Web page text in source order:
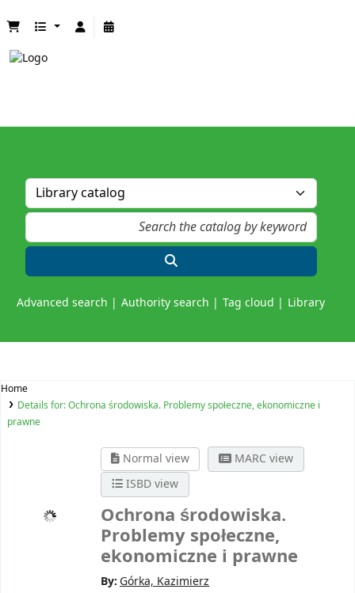
Advanced search Authority search Tag cloud Library
Home
Details for:Ochrona środowiska. Problemy społeczne, ekonomiczne i
prawne
Normal view
MARC view
ISBD view
Ochrona środowiska.
Problemy społeczne,
ekonomiczne i prawne
By: Górka, Kazimierz